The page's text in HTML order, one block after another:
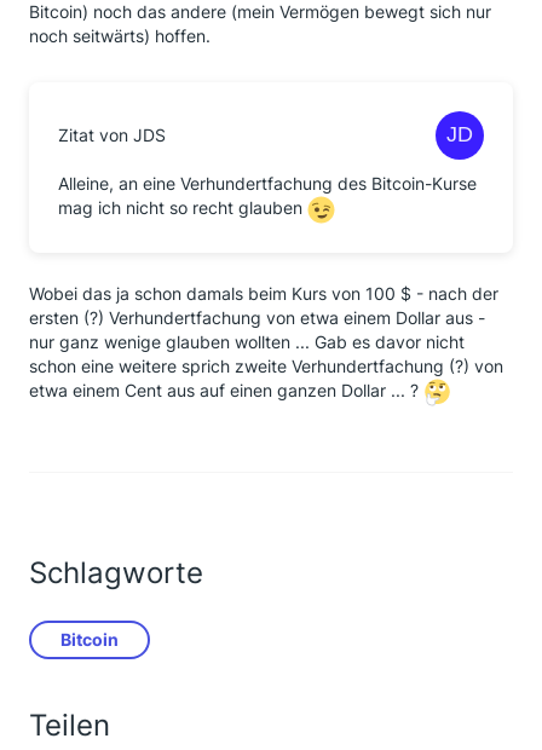
Bitcoin) noch das andere (mein Vermögen bewegt sich nur
noch seitwärts) hoffen.
Zitat von JDS
Alleine, an eine Verhundertfachung des Bitcoin-Kurse
mag ich nicht so recht glauben
Wobei das ja schon damals beim Kurs von 100 $ - nach der
ersten (?) Verhundertfachung von etwa einem Dollar aus -
nur ganz wenige glauben wollten ... Gab es davor nicht
schon eine weitere sprich zweite Verhundertfachung (?) von
etwa einem Cent aus auf einen ganzen Dollar ... ?
Schlagworte
Bitcoin
Teilen